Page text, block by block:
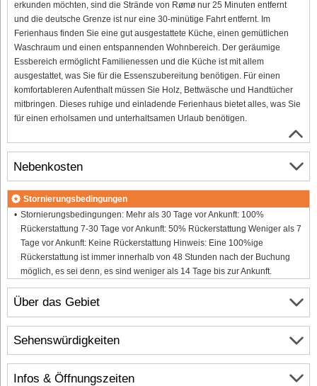
erkunden möchten, sind die Strände von Rømø nur 25 Minuten entfernt
und die deutsche Grenze ist nur eine 30-minütige Fahrt entfernt. Im
Ferienhaus finden Sie eine gut ausgestattete Küche, einen gemütlichen
Waschraum und einen entspannenden Wohnbereich. Der geräumige
Essbereich ermöglicht Familienessen und die Küche ist mit allem
ausgestattet, was Sie für die Essenszubereitung benötigen. Für einen
komfortableren Aufenthalt müssen Sie Holz, Bettwäsche und Handtücher
mitbringen. Dieses ruhige und einladende Ferienhaus bietet alles, was Sie
für einen erholsamen und unterhaltsamen Urlaub benötigen.
Über das Gebiet
Infos & Öffnungszeiten
Nebenkosten
Stornierungsbedingungen
Stornierungsbedingungen: Mehr als 30 Tage vor Ankunft: 100%
Rückerstattung 7-30 Tage vor Ankunft: 50% Rückerstattung Weniger als 7
Tage vor Ankunft: Keine Rückerstattung Hinweis: Eine 100%ige
Rückerstattung ist immer innerhalb von 48 Stunden nach der Buchung
möglich, es sei denn, es sind weniger als 14 Tage bis zur Ankunft.
Sehenswürdigkeiten